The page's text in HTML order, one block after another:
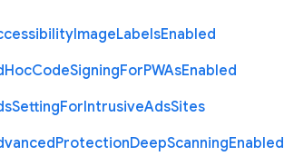
ImageLabelsEnabled
HocCodeSigningForPWAsEnabled
SettingForIntrusiveAdsSites
ProtectionDeepScanningEnabled